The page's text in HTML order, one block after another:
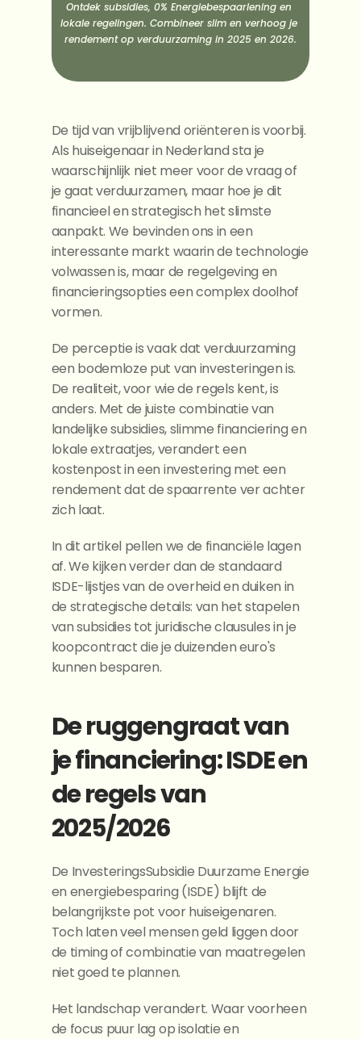
Join
Events
Ontdek subsidies, 0% Energiebespaarlening en
lokale regelingen. Combineer slim en verhoog je
rendement op verduurzaming in 2025 en 2026.
De tijd van vrijblijvend oriënteren is voorbij.
Als huiseigenaar in Nederland sta je
waarschijnlijk niet meer voor de vraag of
je gaat verduurzamen, maar hoe je dit
financieel en strategisch het slimste
aanpakt. We bevinden ons in een
interessante markt waarin de technologie
volwassen is, maar de regelgeving en
financieringsopties een complex doolhof
vormen.
De perceptie is vaak dat verduurzaming
een bodemloze put van investeringen is.
De realiteit, voor wie de regels kent, is
anders. Met de juiste combinatie van
landelijke subsidies, slimme financiering en
lokale extraatjes, verandert een
kostenpost in een investering met een
rendement dat de spaarrente ver achter
zich laat.
In dit artikel pellen we de financiële lagen
af. We kijken verder dan de standaard
ISDE-lijstjes van de overheid en duiken in
de strategische details: van het stapelen
van subsidies tot juridische clausules in je
koopcontract die je duizenden euro's
kunnen besparen.
De ruggengraat van
je financiering: ISDE en
de regels van
2025/2026
De InvesteringsSubsidie Duurzame Energie
en energiebesparing (ISDE) blijft de
belangrijkste pot voor huiseigenaren.
Toch laten veel mensen geld liggen door
de timing of combinatie van maatregelen
niet goed te plannen.
Het landschap verandert. Waar voorheen
de focus puur lag op isolatie en